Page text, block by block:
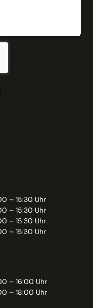
– 15:30 Uhr
– 15:30 Uhr
– 15:30 Uhr
– 15:30 Uhr
– 16:00 Uhr
– 18:00 Uhr